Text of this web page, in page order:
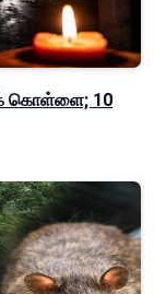
கொள்ளை; 10